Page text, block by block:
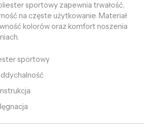
sportowy zapewnia trwałość,
na częste użytkowanie. Materiał
kolorów oraz komfort noszenia
sportowy